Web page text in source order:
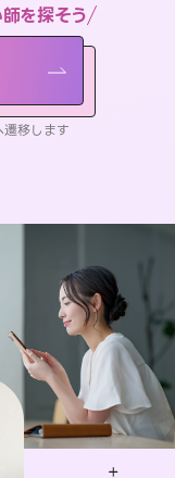
を探そう
移します